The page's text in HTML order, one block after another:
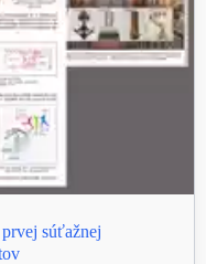
súťažnej